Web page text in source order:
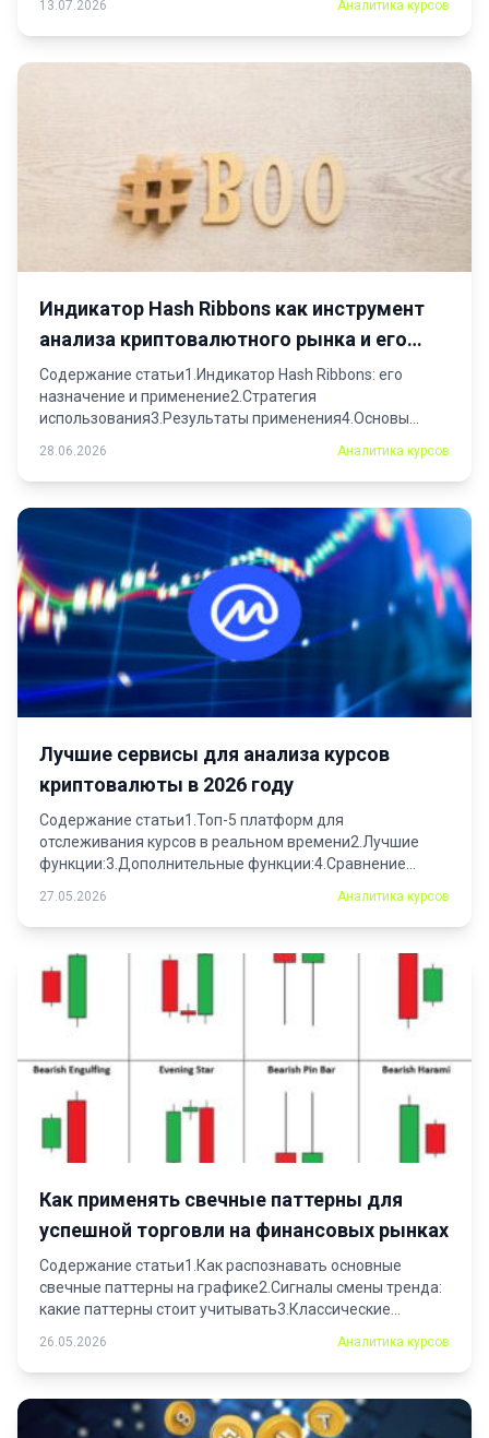
13.07.2026 Аналитика курсов
Индикатор Hash Ribbons как инструмент
анализа криптовалютного рынка и его
использование
Содержание статьи1.Индикатор Hash Ribbons: его
назначение и применение2.Стратегия
использования3.Результаты применения4.Основы
28.06.2026 Аналитика курсов
Лучшие сервисы для анализа курсов
криптовалюты в 2026 году
Содержание статьи1.Топ-5 платформ для
отслеживания курсов в реальном времени2.Лучшие
функции:3.Дополнительные функции:4.Сравнение
27.05.2026 Аналитика курсов
Как применять свечные паттерны для
успешной торговли на финансовых рынках
Содержание статьи1.Как распознавать основные
свечные паттерны на графике2.Сигналы смены тренда:
какие паттерны стоит учитывать3.Классические
26.05.2026 Аналитика курсов